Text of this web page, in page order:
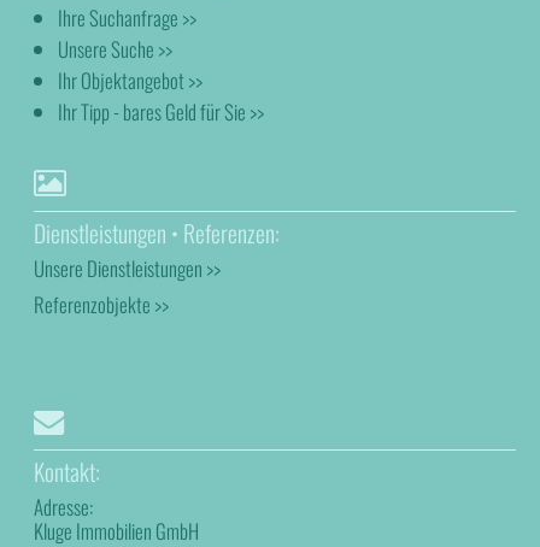
Ihre Suchanfrage >>
Unsere Suche >>
Ihr Objektangebot >>
Ihr Tipp - bares Geld für Sie >>
Dienstleistungen • Referenzen:
Unsere Dienstleistungen >>
Referenzobjekte >>
Kontakt:
Adresse:
Kluge Immobilien GmbH